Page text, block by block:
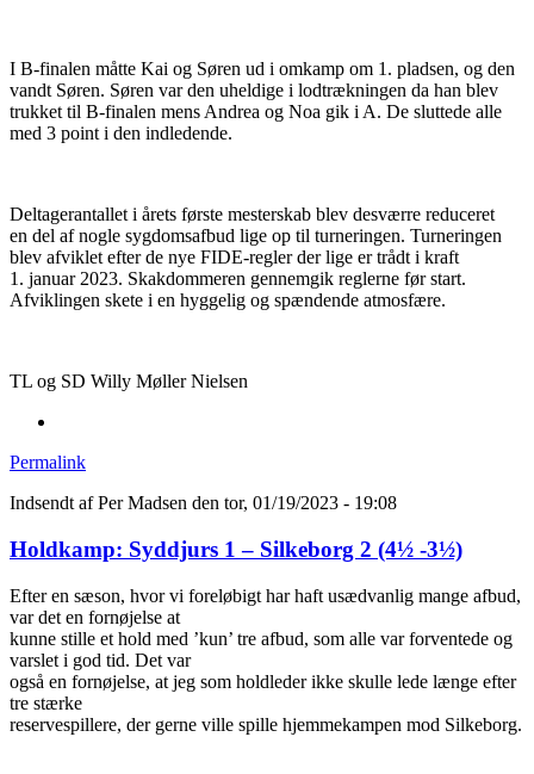
I B-finalen måtte Kai og Søren ud i omkamp om 1. pladsen, og den
vandt Søren. Søren var den uheldige i lodtrækningen da han blev
trukket til B-finalen mens Andrea og Noa gik i A. De sluttede alle
med 3 point i den indledende.
Deltagerantallet i årets første mesterskab blev desværre reduceret
en del af nogle sygdomsafbud lige op til turneringen. Turneringen
blev afviklet efter de nye FIDE-regler der lige er trådt i kraft
1. januar 2023. Skakdommeren gennemgik reglerne før start.
Afviklingen skete i en hyggelig og spændende atmosfære.
TL og SD Willy Møller Nielsen
Permalink
Indsendt afPer Madsen den tor, 01/19/2023 - 19:08
Holdkamp: Syddjurs 1 – Silkeborg 2 (4½ -3½)
Efter en sæson, hvor vi foreløbigt har haft usædvanlig mange afbud,
var det en fornøjelse at
kunne stille et hold med ’kun’ tre afbud, som alle var forventede og
varslet i god tid. Det var
også en fornøjelse, at jeg som holdleder ikke skulle lede længe efter
tre stærke
reservespillere, der gerne ville spille hjemmekampen mod Silkeborg.